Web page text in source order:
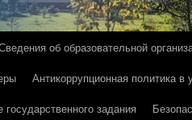
об образовательной
Антикоррупционная политика в
задания